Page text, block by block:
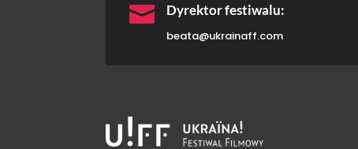
 Dyrektor festiwalu:
beata@ukrainaff.com